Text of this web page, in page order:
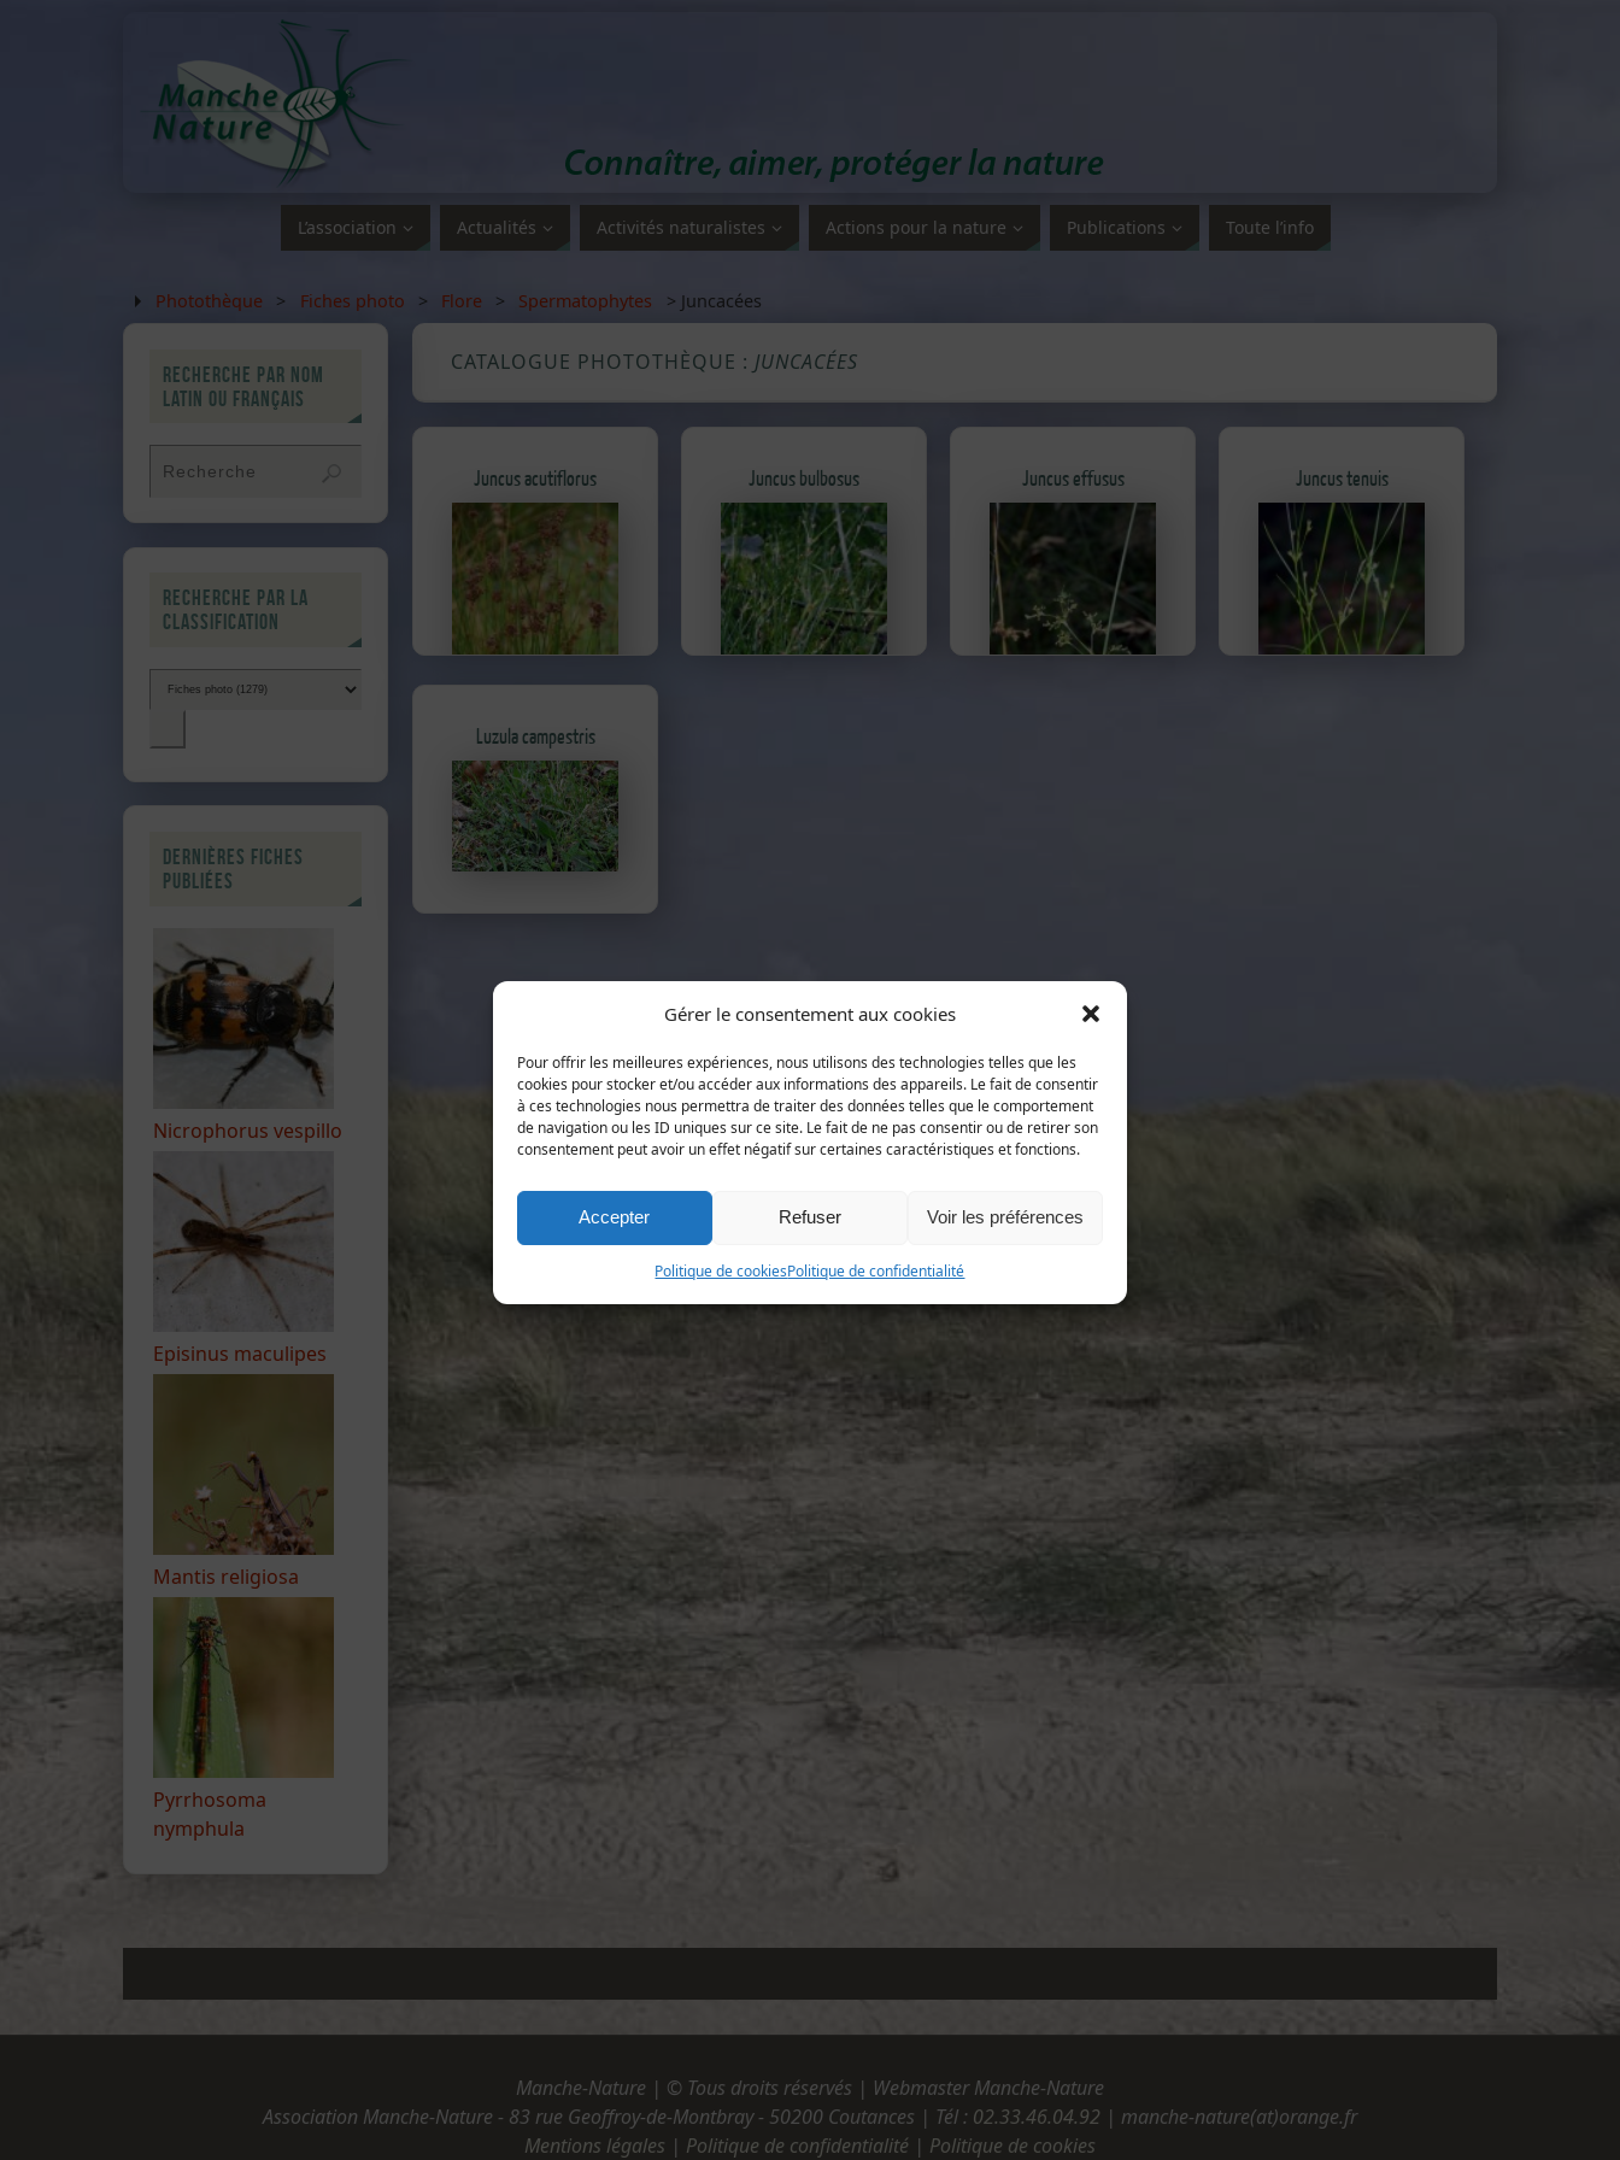
Gérer le consentement aux cookies
Pour offrir les meilleures expériences, nous utilisons des technologies telles que les
cookies pour stocker et/ou accéder aux informations des appareils. Le fait de consentir
à ces technologies nous permettra de traiter des données telles que le comportement
de navigation ou les ID uniques sur ce site. Le fait de ne pas consentir ou de retirer son
consentement peut avoir un effet négatif sur certaines caractéristiques et fonctions.
Accepter Refuser Voir les préférences
Politique de cookiesPolitique de confidentialité
L’association Actualités Activités naturalistes Actions pour la nature Publications Toute l’info
Photothèque > Fiches photo > Flore > Spermatophytes > Juncacées
CATALOGUE PHOTOTHÈQUE : JUNCACÉES
Juncus acutiflorus Juncus bulbosus Juncus effusus Juncus tenuis
Luzula campestris
Recherche par nom
latin ou français
Recherche par la
classification
Dernières fiches
publiées
Nicrophorus vespillo
Episinus maculipes
Mantis religiosa
Pyrrhosoma
nymphula
Manche-Nature | © Tous droits réservés | Webmaster Manche-Nature
Association Manche-Nature - 83 rue Geoffroy-de-Montbray - 50200 Coutances | Tél : 02.33.46.04.92 | manche-nature(at)orange.fr
Mentions légales | Politique de confidentialité | Politique de cookies